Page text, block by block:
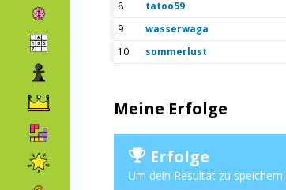
8
tatoo59
9
wasserwaga
10
sommerlust
Meine Erfolge
Erfolge
Um dein Resultat zu speichern,